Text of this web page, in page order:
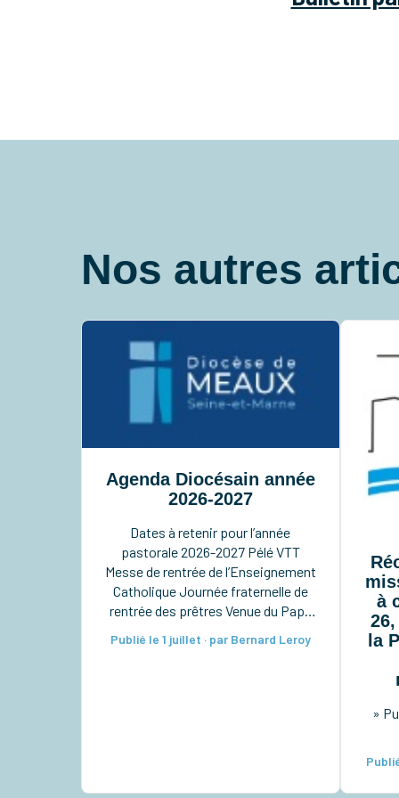
Nos autres
Agenda Diocésain année
2026-2027
Dates à retenir pour l’année
pastorale 2026-2027 Pélé VTT
Messe de rentrée de l’Enseignement
Catholique Journée fraternelle de
rentrée des prêtres Venue du Pape
du Chêne à Preuilly Pèlerinage à
Publié le 1 juillet · par Bernard Leroy
à
la
»